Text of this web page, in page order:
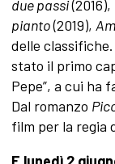
due passi(2016),
pianto(2019),
delle classifiche.
stato il primo
Pepe”, a cui ha
Dal romanzo
film per la regia
E lunedì 2